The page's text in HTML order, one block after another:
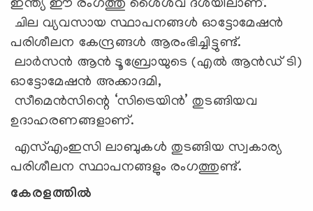
ഇന്ത്യ ഈ രംഗത്തു ശൈശവ ദശയിലാണ്.
ചില വ്യവസായ സ്ഥാപനങ്ങൾ ഓട്ടോമേഷൻ
പരിശീലന കേന്ദ്രങ്ങൾ ആരംഭിച്ചിട്ടുണ്ട്.
ലാർസൻ ആൻ ടൂബ്രോയുടെ (എൽ ആൻഡ് ടി)
ഓട്ടോമേഷൻ അക്കാദമി,
സീമെൻസിന്റെ ‘സിട്രെയിൻ’ തുടങ്ങിയവ
ഉദാഹരണങ്ങളാണ്.
എസ്എംഇസി ലാബുകൾ തുടങ്ങിയ സ്വകാര്യ
പരിശീലന സ്ഥാപനങ്ങളും രംഗത്തുണ്ട്.
കേരളത്തിൽ